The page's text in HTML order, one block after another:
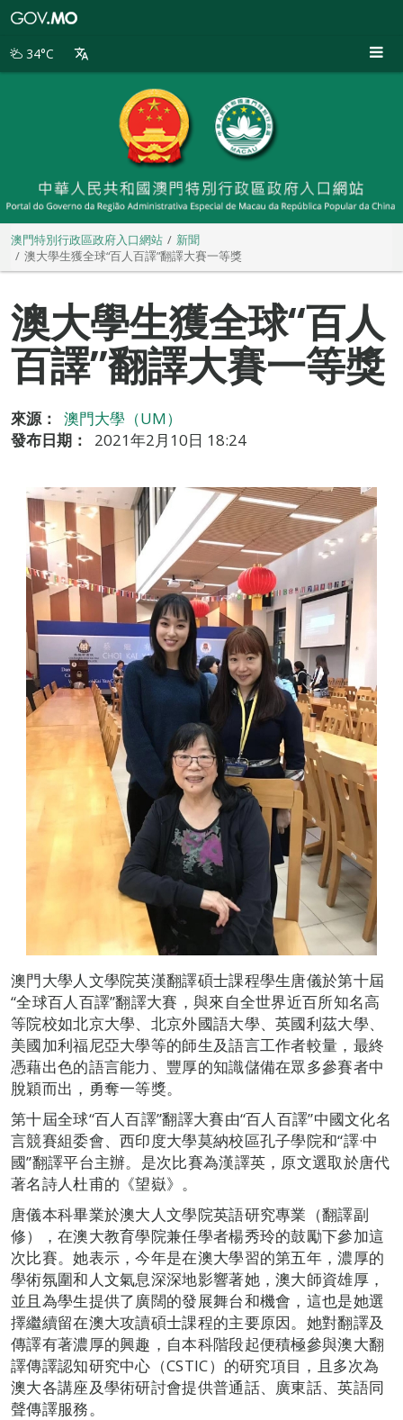
別
34°C
澳門特別行政區政府入口網站
新聞
澳大學生獲全球“百人百譯”翻譯大賽一等獎
澳大學生獲全球“百人
百譯”翻譯大賽一等獎
來源：
澳門大學（UM）
發布日期：
2021年2月10日 18:24
澳門大學人文學院英漢翻譯碩士課程學生唐儀於第十屆
“全球百人百譯”翻譯大賽，與來自全世界近百所知名高
等院校如北京大學、北京外國語大學、英國利茲大學、
美國加利福尼亞大學等的師生及語言工作者較量，最終
憑藉出色的語言能力、豐厚的知識儲備在眾多參賽者中
脫穎而出，勇奪一等獎。
第十屆全球“百人百譯”翻譯大賽由“百人百譯”中國文化名
言競賽組委會、西印度大學莫納校區孔子學院和“譯·中
國”翻譯平台主辦。是次比賽為漢譯英，原文選取於唐代
著名詩人杜甫的《望嶽》。
唐儀本科畢業於澳大人文學院英語研究專業（翻譯副
修），在澳大教育學院兼任學者楊秀玲的鼓勵下參加這
次比賽。她表示，今年是在澳大學習的第五年，濃厚的
學術氛圍和人文氣息深深地影響著她，澳大師資雄厚，
並且為學生提供了廣闊的發展舞台和機會，這也是她選
擇繼續留在澳大攻讀碩士課程的主要原因。她對翻譯及
傳譯有著濃厚的興趣，自本科階段起便積極參與澳大翻
譯傳譯認知研究中心（CSTIC）的研究項目，且多次為
澳大各講座及學術研討會提供普通話、廣東話、英語同
聲傳譯服務。